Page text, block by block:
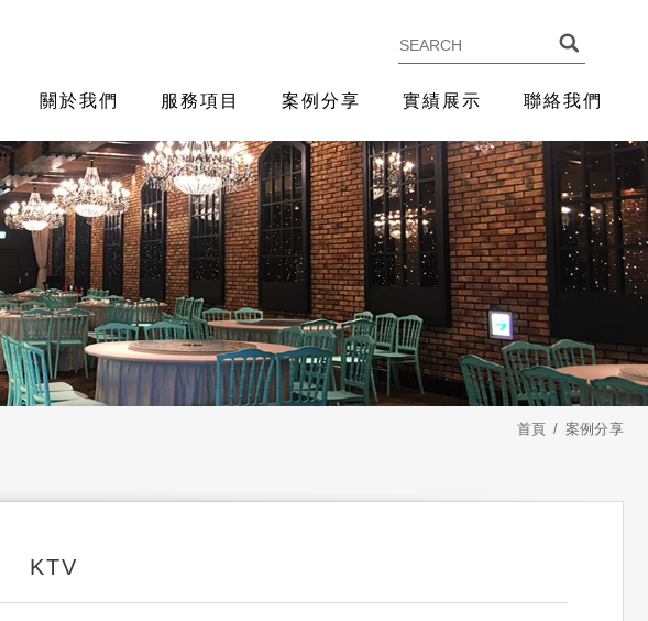
關於我們 服務項目 案例分享 實績展示 聯絡我們
首頁 案例分享
KTV